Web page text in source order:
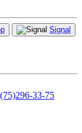
Signal
33-75